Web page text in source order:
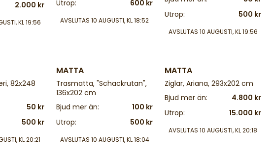
2.000 kr
KL 19:56
Utrop:
600 kr
AVSLUTAS 10 AUGUSTI, KL 18:52
Utrop:
500 kr
AVSLUTAS 10 AUGUSTI, KL 19:56
82x248
50 kr
500 kr
KL 20:21
MATTA
Trasmatta, "Schackrutan",
136x202 cm
Bjud mer än:
100 kr
Utrop:
500 kr
AVSLUTAS 10 AUGUSTI, KL 18:04
MATTA
Ziglar, Ariana, 293x202 cm
Bjud mer än:
4.800 kr
Utrop:
15.000 kr
AVSLUTAS 10 AUGUSTI, KL 20:18